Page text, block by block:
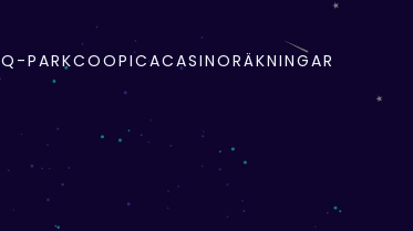
Q-PARKCOOPICACASINORÄKNINGAR